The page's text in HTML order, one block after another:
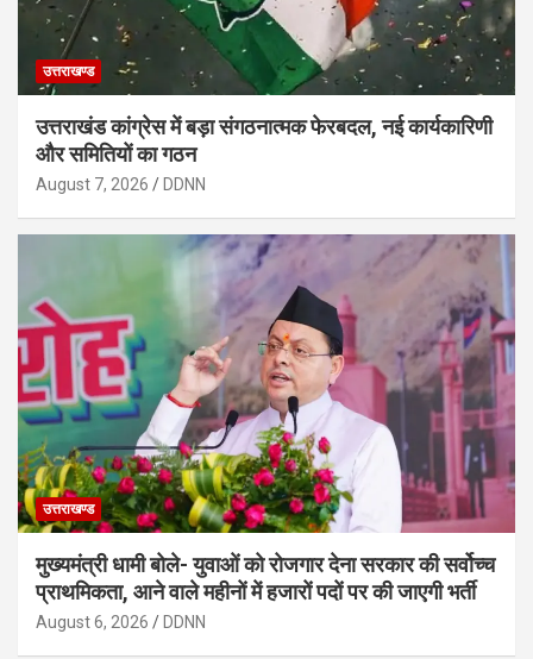
उत्तराखण्ड
उत्तराखंड कांग्रेस में बड़ा संगठनात्मक फेरबदल, नई कार्यकारिणी
और समितियों का गठन
August 7, 2026 DDNN
उत्तराखण्ड
मुख्यमंत्री धामी बोले- युवाओं को रोजगार देना सरकार की सर्वोच्च
प्राथमिकता, आने वाले महीनों में हजारों पदों पर की जाएगी भर्ती
August 6, 2026 DDNN